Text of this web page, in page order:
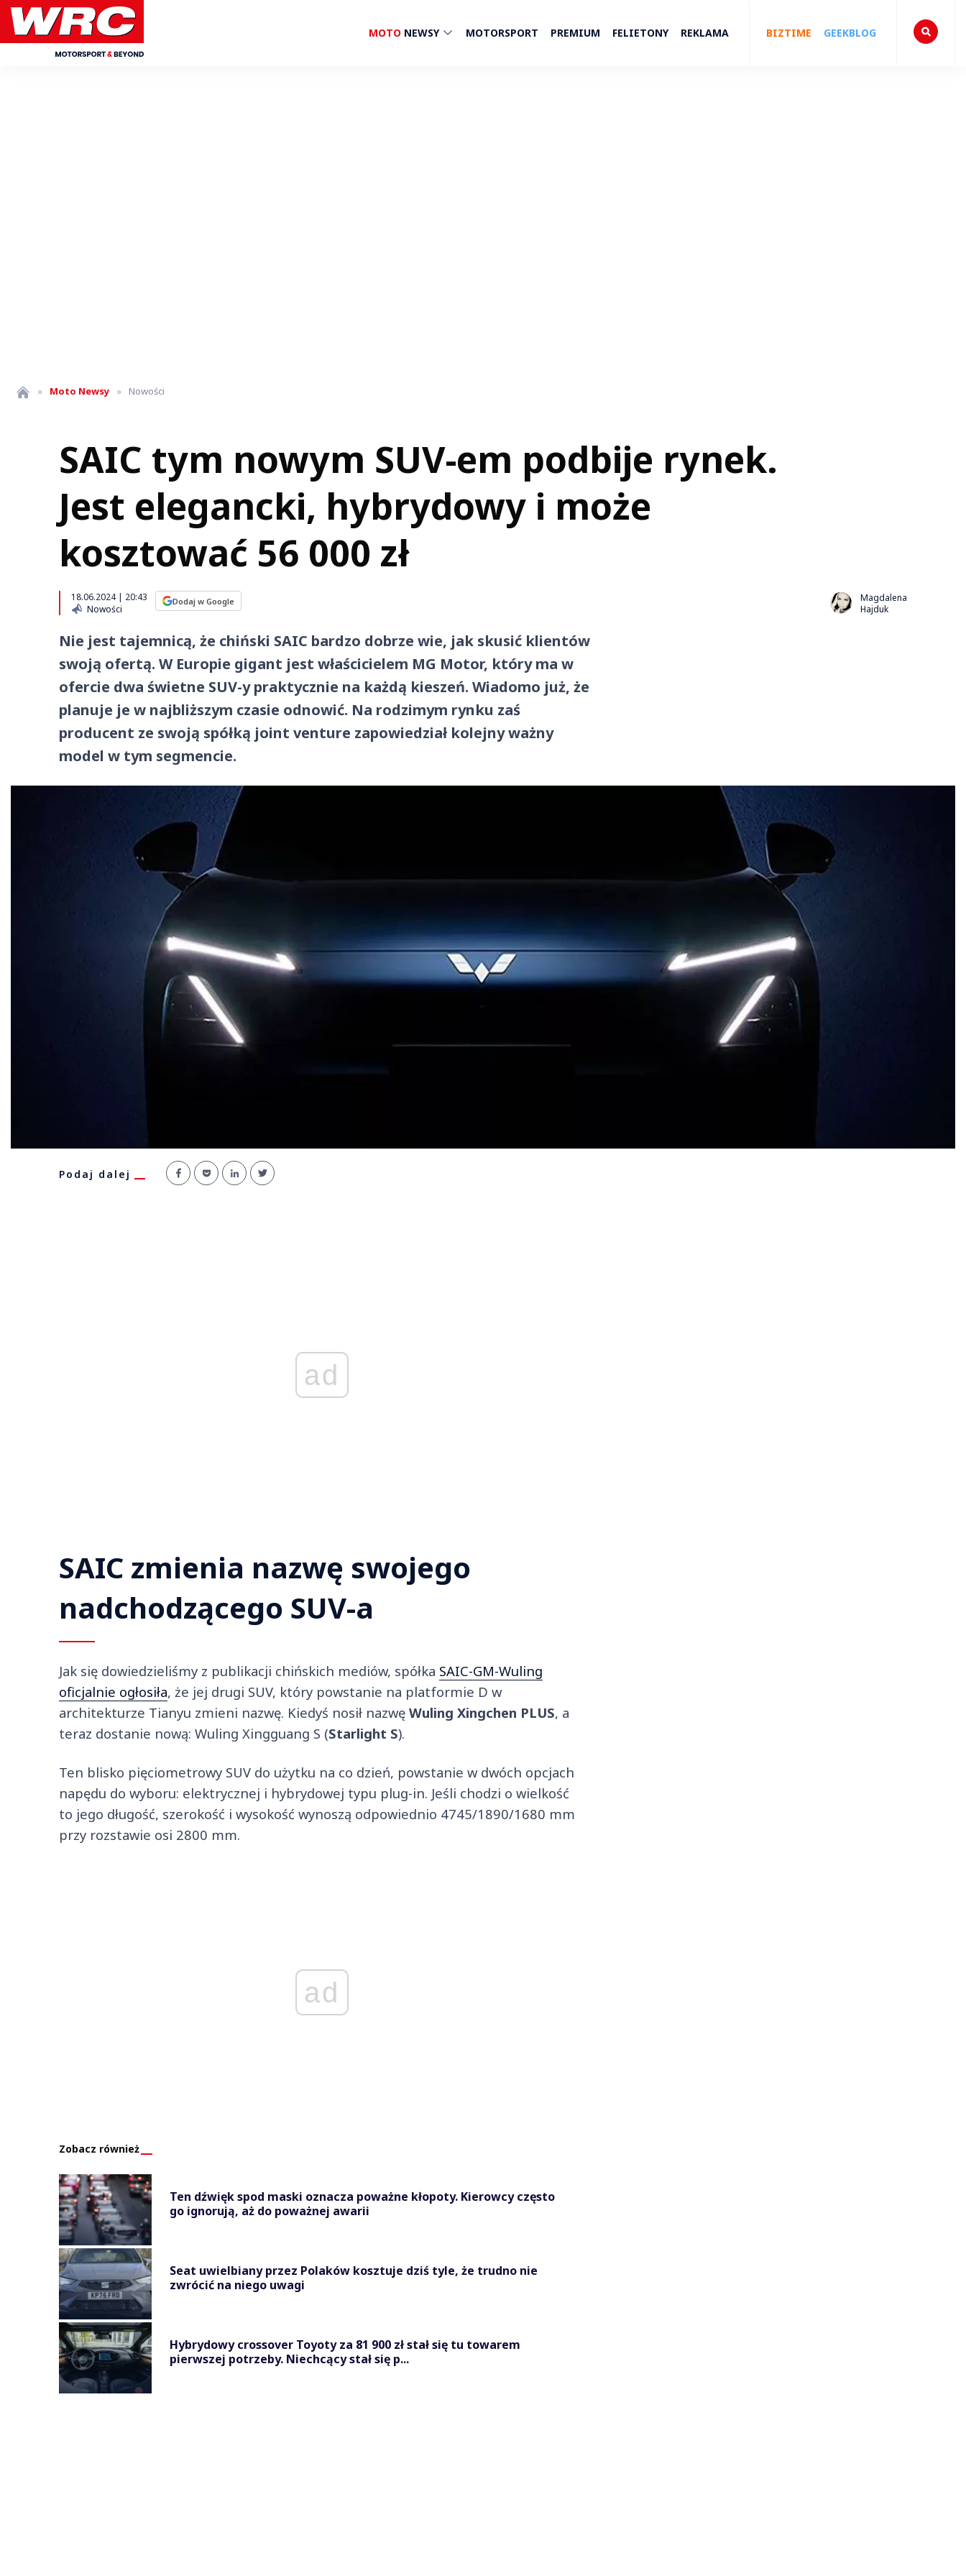
MOTO NEWSY MOTORSPORT PREMIUM FELIETONY REKLAMA BIZTIME GEEKBLOG
» Moto Newsy » Nowości
SAIC tym nowym SUV-em podbije rynek.
Jest elegancki, hybrydowy i może
kosztować 56 000 zł
18.06.2024 | 20:43
Nowości
Dodaj w Google
Magdalena
Hajduk
Nie jest tajemnicą, że chiński SAIC bardzo dobrze wie, jak skusić klientów
swoją ofertą. W Europie gigant jest właścicielem MG Motor, który ma w
ofercie dwa świetne SUV-y praktycznie na każdą kieszeń. Wiadomo już, że
planuje je w najbliższym czasie odnowić. Na rodzimym rynku zaś
producent ze swoją spółką joint venture zapowiedział kolejny ważny
model w tym segmencie.
Podaj dalej
ad
SAIC zmienia nazwę swojego
nadchodzącego SUV-a
Jak się dowiedzieliśmy z publikacji chińskich mediów, spółka SAIC-GM-Wuling
oficjalnie ogłosiła, że jej drugi SUV, który powstanie na platformie D w
architekturze Tianyu zmieni nazwę. Kiedyś nosił nazwę Wuling Xingchen PLUS, a
teraz dostanie nową: Wuling Xingguang S (Starlight S).
Ten blisko pięciometrowy SUV do użytku na co dzień, powstanie w dwóch opcjach
napędu do wyboru: elektrycznej i hybrydowej typu plug-in. Jeśli chodzi o wielkość
to jego długość, szerokość i wysokość wynoszą odpowiednio 4745/1890/1680 mm
przy rozstawie osi 2800 mm.
ad
Zobacz również
Ten dźwięk spod maski oznacza poważne kłopoty. Kierowcy często
go ignorują, aż do poważnej awarii
Seat uwielbiany przez Polaków kosztuje dziś tyle, że trudno nie
zwrócić na niego uwagi
Hybrydowy crossover Toyoty za 81 900 zł stał się tu towarem
pierwszej potrzeby. Niechcący stał się p...